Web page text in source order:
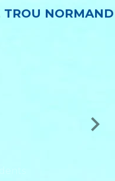
TROU NORMAND